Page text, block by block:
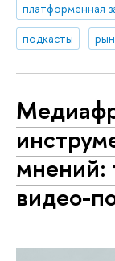
платформенная
подкасты
мнений:
видео-